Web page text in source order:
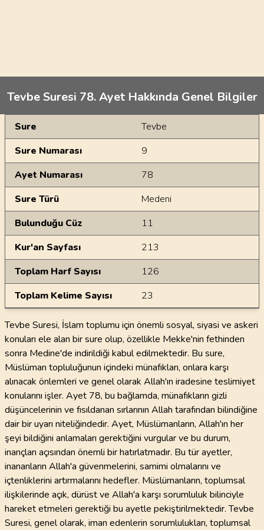
Tevbe Suresi 78. Ayet Hakkında Genel Bilgiler
Genel Bilgiler
Sure
Tevbe
Sure Numarası
9
Ayet Numarası
78
Sure Türü
Medeni
Bulunduğu Cüz
11
Kur'an Sayfası
213
Toplam Harf Sayısı
126
Toplam Kelime Sayısı
23
Tevbe Suresi, İslam toplumu için önemli sosyal, siyasi ve askeri
konuları ele alan bir sure olup, özellikle Mekke'nin fethinden
sonra Medine'de indirildiği kabul edilmektedir. Bu sure,
Müslüman topluluğunun içindeki münafıkları, onlara karşı
alınacak önlemleri ve genel olarak Allah'ın iradesine teslimiyet
konularını işler. Ayet 78, bu bağlamda, münafıkların gizli
düşüncelerinin ve fısıldanan sırlarının Allah tarafından bilindiğine
dair bir uyarı niteliğindedir. Ayet, Müslümanların, Allah'ın her
şeyi bildiğini anlamaları gerektiğini vurgular ve bu durum,
inançları açısından önemli bir hatırlatmadır. Bu tür ayetler,
inananların Allah'a güvenmelerini, samimi olmalarını ve
içtenliklerini artırmalarını hedefler. Müslümanların, toplumsal
ilişkilerinde açık, dürüst ve Allah'a karşı sorumluluk bilinciyle
hareket etmeleri gerektiği bu ayetle pekiştirilmektedir. Tevbe
Suresi, genel olarak, iman edenlerin sorumlulukları, toplumsal